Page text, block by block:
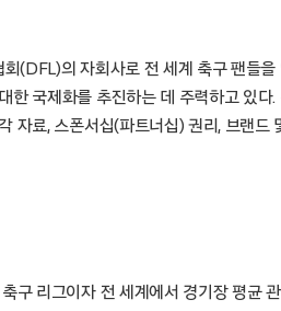
(DFL)의 자회사로 전 세계 축구 팬들
한 국제화를 추진하는 데 주력하고 있
자료, 스폰서십(파트너십) 권리, 브랜드
구 리그이자 전 세계에서 경기장 평균